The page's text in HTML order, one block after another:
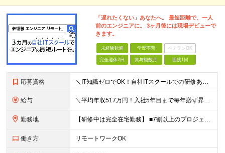
「遅れたくない」あなたへ。 最短距離で、一人
前のエンジニアに。 3ヶ月後には現場デビューで
きます。
未経験歓迎 学歴不問 ベテランOK
完全週休2日 賞与複数月 面接1回
応募資格 ＼IT知識ゼロでOK！自社ITスクールでの研修あり／ ■完全未経験OK(文系出身70％) ■第二新卒歓迎 ■学歴不問 └社会人未経験の方も歓迎します！ 5名以上の採用を予定しているので、同期と入社も
給与 ＼平均年収517万円！入社5年目まで毎年必ず昇給／ ■賞与年3回 ■年収800万円以上も可 ■入社3年以上の平均年収469.2万円 月給23万2000円以上＋賞与年3回＋各種手当 ☆入社5年目まで最
勤務地 【研修中は完全在宅勤務】 ■7割以上のプロジェクトでリモートワークを導入 ■フルリモートもあり ■一都三県のプロジェクト先 ■転居を伴う転勤なし ＜プロジェクト先＞ 東京・神奈川・千葉・埼玉でのプロ
働き方 リモートワークOK